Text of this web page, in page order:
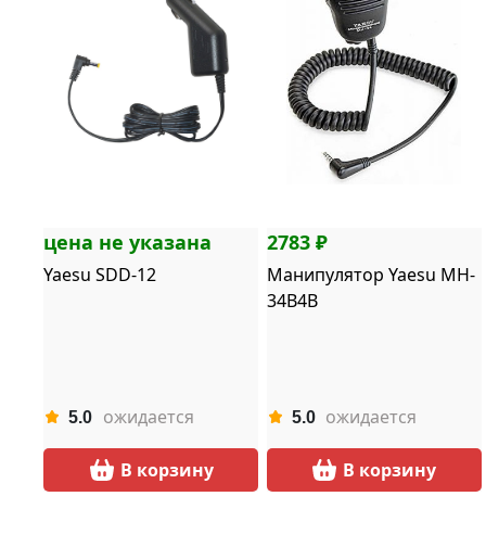
цена не указана
Yaesu SDD-12
5.0 ожидается
В корзину
2783 ₽
Манипулятор Yaesu MH-
34B4B
5.0 ожидается
В корзину